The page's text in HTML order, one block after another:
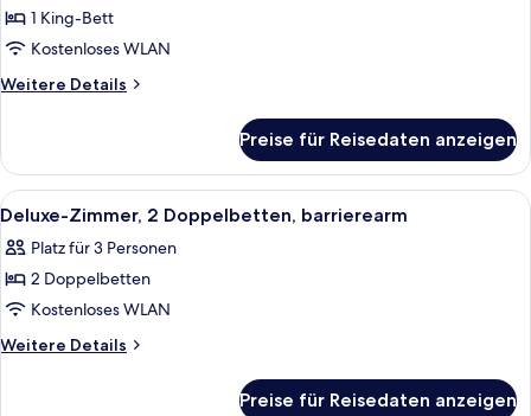
1 King-
Bett,
barrierearm
(Loft)
1 King-Bett
Kostenloses WLAN
Weitere Details
Weitere
1 King-
Bett,
barrierearm
Preise für Reisedaten anzeigen
Alle
Fotos
für
Deluxe-
Zimmer,
2 Doppelbetten,
Ein Hotelzimmer mit zwei Betten,
5
Deluxe-Zimmer, 2 Doppelbetten, barrierearm
Platz für 3 Personen
2 Doppelbetten
Kostenloses WLAN
Weitere Details
Weitere
Preise für Reisedaten anzeigen